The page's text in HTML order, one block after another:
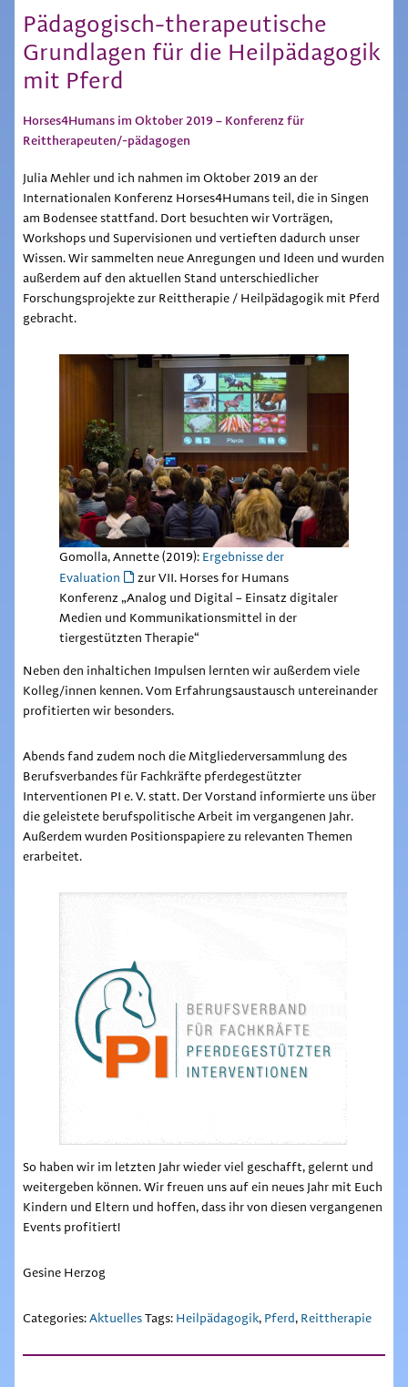
Pädagogisch-therapeutische
Grundlagen für die Heilpädagogik
mit Pferd
Horses4Humans im Oktober 2019 – Konferenz für
Reittherapeuten/-pädagogen
Julia Mehler und ich nahmen im Oktober 2019 an der
Internationalen Konferenz Horses4Humans teil, die in Singen
am Bodensee stattfand. Dort besuchten wir Vorträgen,
Workshops und Supervisionen und vertieften dadurch unser
Wissen. Wir sammelten neue Anregungen und Ideen und wurden
außerdem auf den aktuellen Stand unterschiedlicher
Forschungsprojekte zur Reittherapie / Heilpädagogik mit Pferd
gebracht.
Gomolla, Annette (2019): Ergebnisse der
Evaluation
zur VII. Horses for Humans
Konferenz „Analog und Digital – Einsatz digitaler
Medien und Kommunikationsmittel in der
tiergestützten Therapie“
Neben den inhaltichen Impulsen lernten wir außerdem viele
Kolleg/innen kennen. Vom Erfahrungsaustausch untereinander
profitierten wir besonders.
Abends fand zudem noch die Mitgliederversammlung des
Berufsverbandes für Fachkräfte pferdegestützter
Interventionen PI e. V. statt. Der Vorstand informierte uns über
die geleistete berufspolitische Arbeit im vergangenen Jahr.
Außerdem wurden Positionspapiere zu relevanten Themen
erarbeitet.
So haben wir im letzten Jahr wieder viel geschafft, gelernt und
weitergeben können. Wir freuen uns auf ein neues Jahr mit Euch
Kindern und Eltern und hoffen, dass ihr von diesen vergangenen
Events profitiert!
Gesine Herzog
Categories:AktuellesTags: Heilpädagogik, Pferd, Reittherapie